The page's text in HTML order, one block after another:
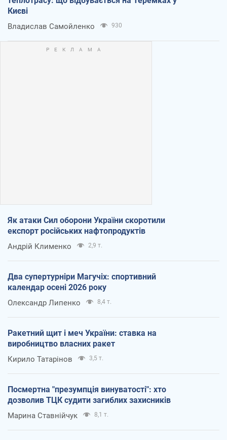
Києві
Владислав Самойленко 930
Як атаки Сил оборони України скоротили
експорт російських нафтопродуктів
Андрій Клименко 2,9 т.
Два супертурніри Магучіх: спортивний
календар осені 2026 року
Олександр Липенко 8,4 т.
Ракетний щит і меч України: ставка на
виробництво власних ракет
Кирило Татарінов 3,5 т.
Посмертна "презумпція винуватості": хто
дозволив ТЦК судити загиблих захисників
Марина Ставнійчук 8,1 т.